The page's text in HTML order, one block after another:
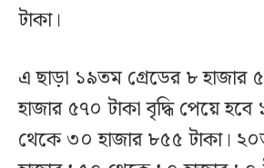
টাকা।
এ ছাড়া ১৯তম গ্রেডের ৮
হাজার ৫৭০ টাকা বৃদ্ধি পেয়ে
থেকে ৩০ হাজার ৮৫৫ টাকা।